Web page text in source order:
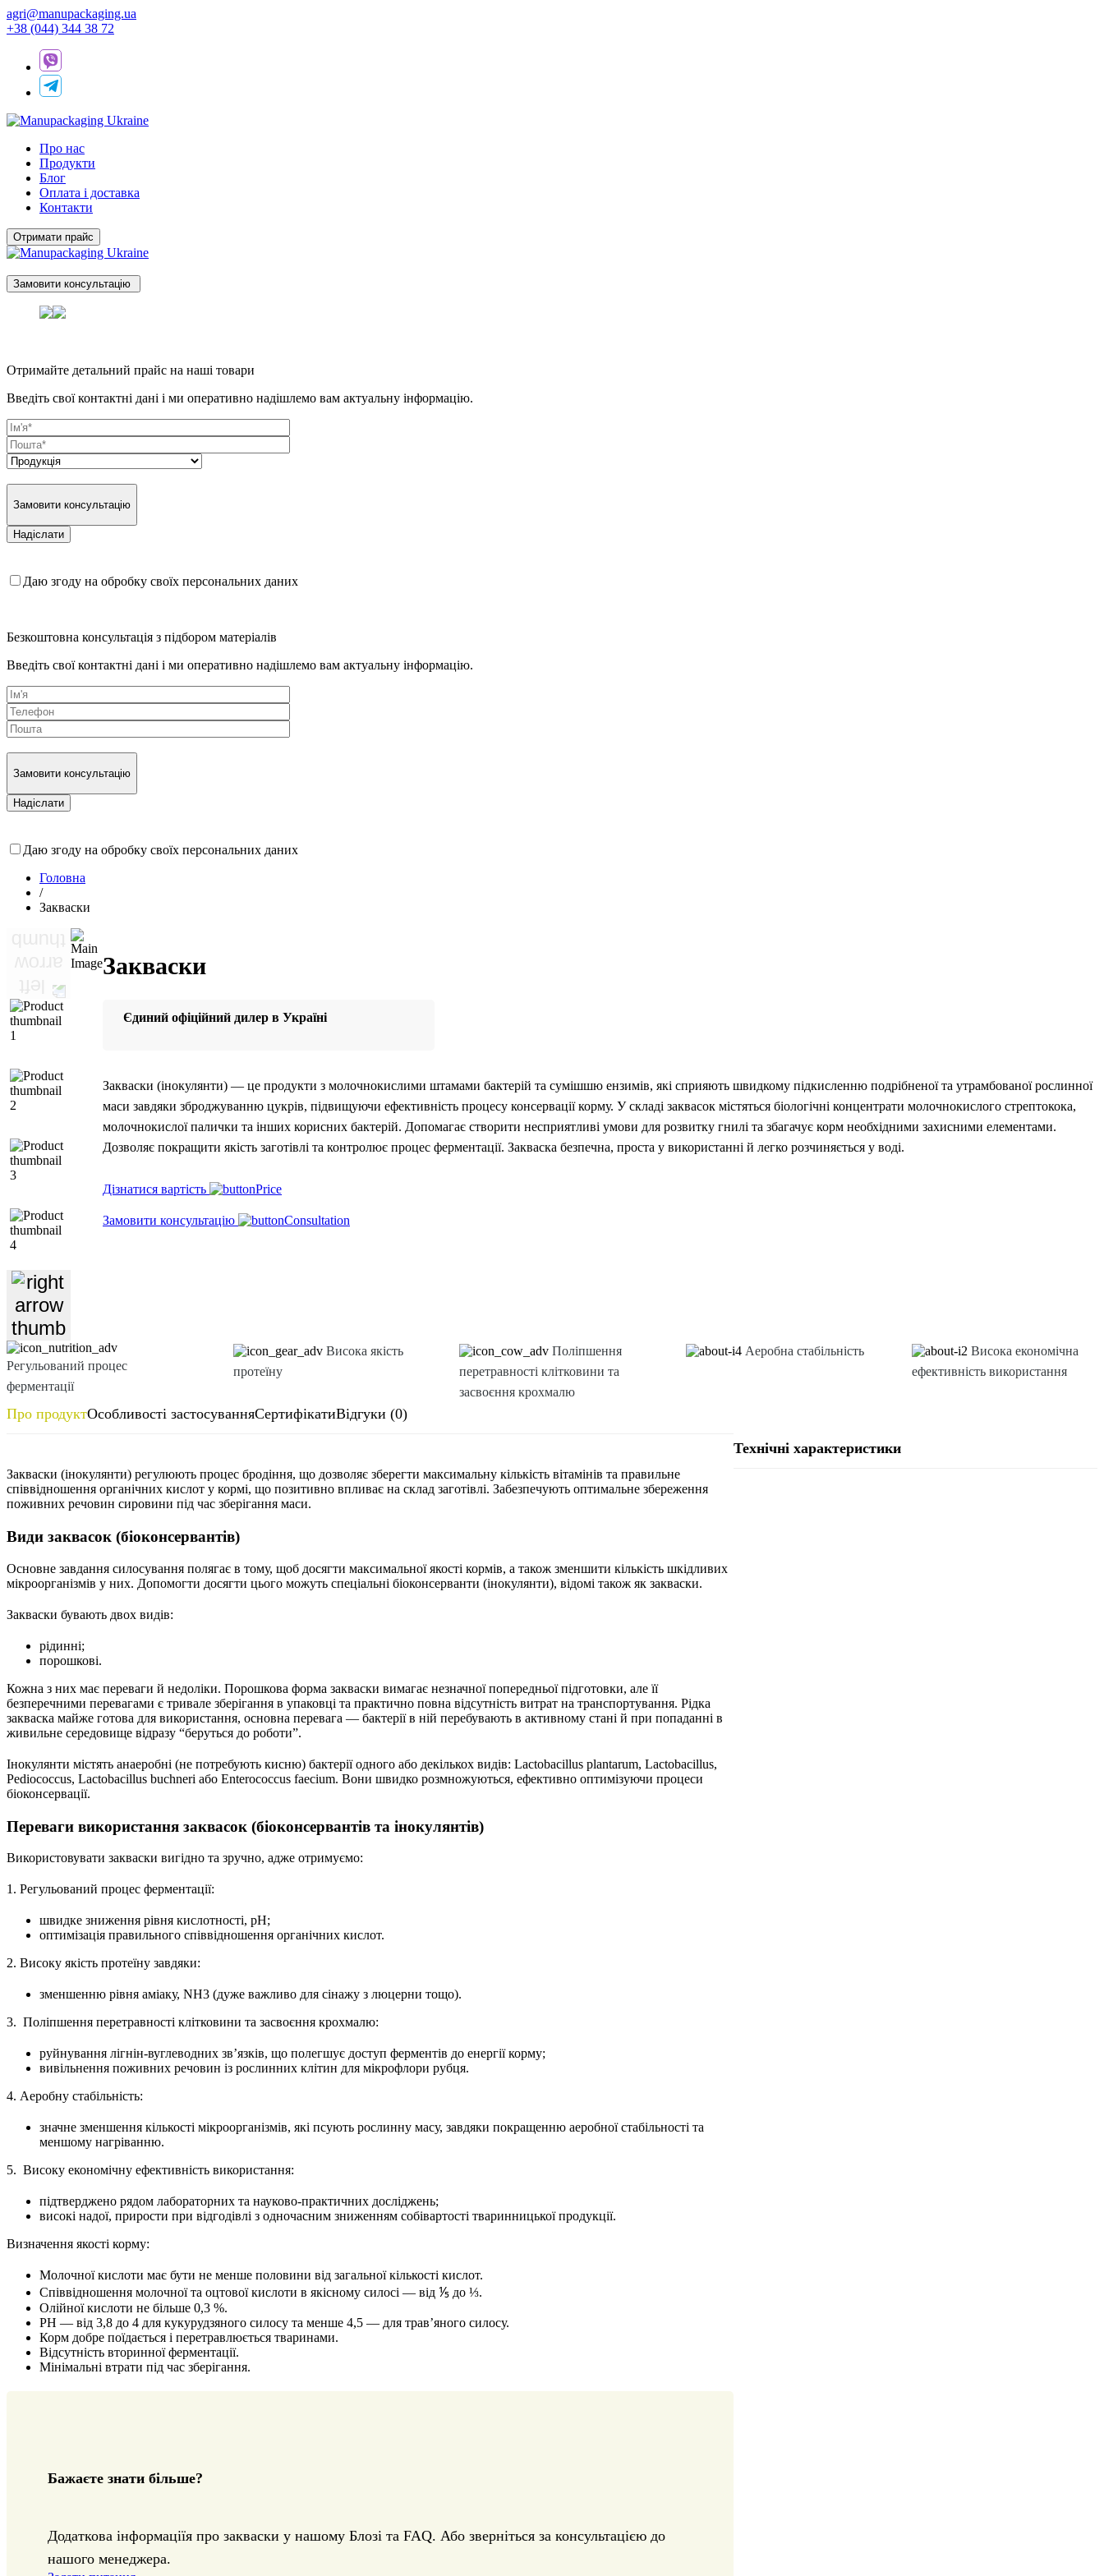
agri@manupackaging.ua
+38 (044) 344 38 72
Про нас
Продукти
Блог
Оплата і доставка
Контакти
Отримати прайс
Замовити консультацію
Отримайте детальний прайс на наші товари
Введіть свої контактні дані і ми оперативно надішлемо вам актуальну інформацію.
Замовити консультацію
Даю згоду на обробку своїх персональних даних
Безкоштовна консультація з підбором матеріалів
Введіть свої контактні дані і ми оперативно надішлемо вам актуальну інформацію.
Замовити консультацію
Даю згоду на обробку своїх персональних даних
Головна
/
Закваски
Закваски
Єдиний офіційний дилер в Україні
Закваски (інокулянти) — це продукти з молочнокислими штамами бактерій та сумішшю ензимів, які сприяють швидкому підкисленню подрібненої та утрамбованої рослинної
маси завдяки зброджуванню цукрів, підвищуючи ефективність процесу консервації корму. У складі заквасок містяться біологічні концентрати молочнокислого стрептокока,
молочнокислої палички та інших корисних бактерій. Допомагає створити несприятливі умови для розвитку гнилі та збагачує корм необхідними захисними елементами.
Дозволяє покращити якість заготівлі та контролює процес ферментації. Закваска безпечна, проста у використанні й легко розчиняється у воді.
Дізнатися вартість
Замовити консультацію
Регульований процес
ферментації
Висока якість
протеїну
Поліпшення
перетравності клітковини та
засвоєння крохмалю
Аеробна стабільність
Висока економічна
ефективність використання
Про продуктОсобливості застосуванняСертифікатиВідгуки (0)
Закваски (інокулянти) регулюють процес бродіння, що дозволяє зберегти максимальну кількість вітамінів та правильне
співвідношення органічних кислот у кормі, що позитивно впливає на склад заготівлі. Забезпечують оптимальне збереження
поживних речовин сировини під час зберігання маси.
Види заквасок (біоконсервантів)
Основне завдання силосування полягає в тому, щоб досягти максимальної якості кормів, а також зменшити кількість шкідливих
мікроорганізмів у них. Допомогти досягти цього можуть спеціальні біоконсерванти (інокулянти), відомі також як закваски.
Закваски бувають двох видів:
рідинні;
порошкові.
Кожна з них має переваги й недоліки. Порошкова форма закваски вимагає незначної попередньої підготовки, але її
безперечними перевагами є тривале зберігання в упаковці та практично повна відсутність витрат на транспортування. Рідка
закваска майже готова для використання, основна перевага — бактерії в ній перебувають в активному стані й при попаданні в
живильне середовище відразу “беруться до роботи”.
Інокулянти містять анаеробні (не потребують кисню) бактерії одного або декількох видів: Lactobacillus plantarum, Lactobacillus,
Pediococcus, Lactobacillus buchneri або Enterococcus faecium. Вони швидко розмножуються, ефективно оптимізуючи процеси
біоконсервації.
Переваги використання заквасок (біоконсервантів та інокулянтів)
Використовувати закваски вигідно та зручно, адже отримуємо:
1. Регульований процес ферментації:
швидке зниження рівня кислотності, рН;
оптимізація правильного співвідношення органічних кислот.
2. Високу якість протеїну завдяки:
зменшенню рівня аміаку, NH3 (дуже важливо для сінажу з люцерни тощо).
3. Поліпшення перетравності клітковини та засвоєння крохмалю:
руйнування лігнін-вуглеводних зв’язків, що полегшує доступ ферментів до енергії корму;
вивільнення поживних речовин із рослинних клітин для мікрофлори рубця.
4. Аеробну стабільність:
значне зменшення кількості мікроорганізмів, які псують рослинну масу, завдяки покращенню аеробної стабільності та
меншому нагріванню.
5. Високу економічну ефективність використання:
підтверджено рядом лабораторних та науково-практичних досліджень;
високі надої, прирости при відгодівлі з одночасним зниженням собівартості тваринницької продукції.
Визначення якості корму:
Молочної кислоти має бути не менше половини від загальної кількості кислот.
Співвідношення молочної та оцтової кислоти в якісному силосі — від ⅕ до ⅓.
Олійної кислоти не більше 0,3 %.
РН — від 3,8 до 4 для кукурудзяного силосу та менше 4,5 — для трав’яного силосу.
Корм добре поїдається і перетравлюється тваринами.
Відсутність вторинної ферментації.
Мінімальні втрати під час зберігання.
Бажаєте знати більше?
Додаткова інформаціїя про закваски у нашому Блозі та FAQ. Або зверніться за консультацією до
нашого менеджера.
Технічні характеристики